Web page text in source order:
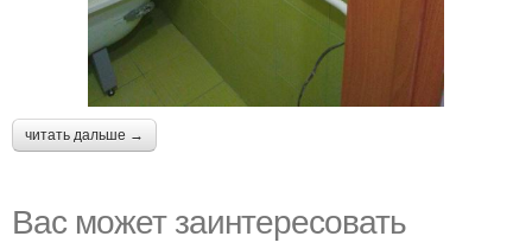
читать дальше →
Вас может заинтересовать